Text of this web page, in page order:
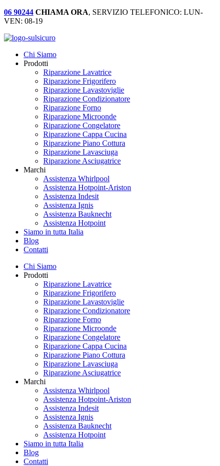
06 90244 CHIAMA ORA, SERVIZIO TELEFONICO: LUN-
VEN: 08-19
Chi Siamo
Prodotti
Riparazione Lavatrice
Riparazione Frigorifero
Riparazione Lavastoviglie
Riparazione Condizionatore
Riparazione Forno
Riparazione Microonde
Riparazione Congelatore
Riparazione Cappa Cucina
Riparazione Piano Cottura
Riparazione Lavasciuga
Riparazione Asciugatrice
Marchi
Assistenza Whirlpool
Assistenza Hotpoint-Ariston
Assistenza Indesit
Assistenza Ignis
Assistenza Bauknecht
Assistenza Hotpoint
Siamo in tutta Italia
Blog
Contatti
Chi Siamo
Prodotti
Riparazione Lavatrice
Riparazione Frigorifero
Riparazione Lavastoviglie
Riparazione Condizionatore
Riparazione Forno
Riparazione Microonde
Riparazione Congelatore
Riparazione Cappa Cucina
Riparazione Piano Cottura
Riparazione Lavasciuga
Riparazione Asciugatrice
Marchi
Assistenza Whirlpool
Assistenza Hotpoint-Ariston
Assistenza Indesit
Assistenza Ignis
Assistenza Bauknecht
Assistenza Hotpoint
Siamo in tutta Italia
Blog
Contatti